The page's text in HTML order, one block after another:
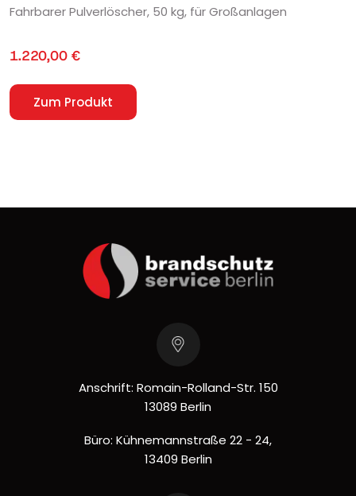
Fahrbarer Pulverlöscher, 50 kg, für Großanlagen
1.220,00 €
Zum Produkt
Anschrift: Romain-Rolland-Str. 150
13089 Berlin
Büro: Kühnemannstraße 22 - 24,
13409 Berlin